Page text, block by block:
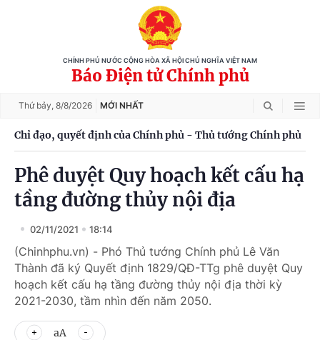
CHÍNH PHỦ NƯỚC CỘNG HÒA XÃ HỘI CHỦ NGHĨA VIỆT NAM
Báo Điện tử Chính phủ
Thứ bảy, 8/8/2026 MỚI NHẤT
Chỉ đạo, quyết định của Chính phủ - Thủ tướng Chính phủ
Phê duyệt Quy hoạch kết cấu hạ
tầng đường thủy nội địa
02/11/2021 18:14
(Chinhphu.vn) - Phó Thủ tướng Chính phủ Lê Văn
Thành đã ký Quyết định 1829/QĐ-TTg phê duyệt Quy
hoạch kết cấu hạ tầng đường thủy nội địa thời kỳ
2021-2030, tầm nhìn đến năm 2050.
aA